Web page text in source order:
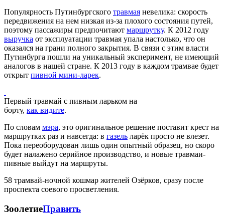
Популярность Путинбургского травмая невелика: скорость
передвижения на нем низкая из-за плохого состояния путей,
поэтому пассажиры предпочитают маршрутку. К 2012 году
выручка от эксплуатации травмая упала настолько, что он
оказался на грани полного закрытия. В связи с этим власти
Путинбурга пошли на уникальный эксперимент, не имеющий
аналогов в нашей стране. К 2013 году в каждом трамвае будет
открыт пивной мини-ларек.
Первый травмай с пивным ларьком на
борту, как видите.
По словам мэра, это оригинальное решение поставит крест на
маршрутках раз и навсегда: в газель ларёк просто не влезет.
Пока переоборудован лишь один опытный образец, но скоро
будет налажено серийное производство, и новые травмаи-
пивные выйдут на маршруты.
58 трамвай-ночной кошмар жителей Озёрков, сразу после
проспекта соевого просветления.
ЗоолетиеПравить